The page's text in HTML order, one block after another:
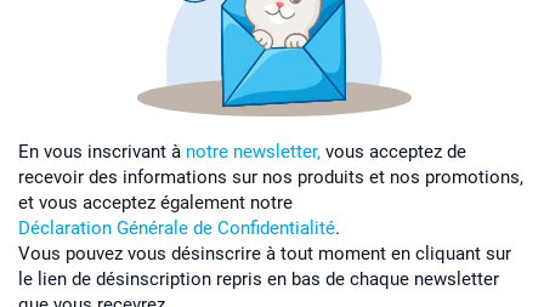
En vous inscrivant à notre newsletter, vous acceptez de
recevoir des informations sur nos produits et nos promotions,
et vous acceptez également notre
Déclaration Générale de Confidentialité.
Vous pouvez vous désinscrire à tout moment en cliquant sur
le lien de désinscription repris en bas de chaque newsletter